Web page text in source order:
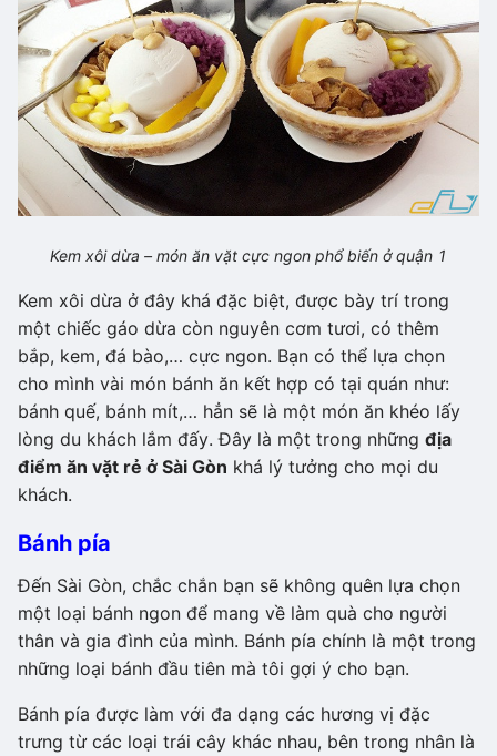
Kem xôi dừa – món ăn vặt cực ngon phổ biến ở quận 1
Kem xôi dừa ở đây khá đặc biệt, được bày trí trong
một chiếc gáo dừa còn nguyên cơm tươi, có thêm
bắp, kem, đá bào,… cực ngon. Bạn có thể lựa chọn
cho mình vài món bánh ăn kết hợp có tại quán như:
bánh quế, bánh mít,… hẳn sẽ là một món ăn khéo lấy
lòng du khách lắm đấy. Đây là một trong những địa
điểm ăn vặt rẻ ở Sài Gòn khá lý tưởng cho mọi du
khách.
Bánh pía
Đến Sài Gòn, chắc chắn bạn sẽ không quên lựa chọn
một loại bánh ngon để mang về làm quà cho người
thân và gia đình của mình. Bánh pía chính là một trong
những loại bánh đầu tiên mà tôi gợi ý cho bạn.
Bánh pía được làm với đa dạng các hương vị đặc
trưng từ các loại trái cây khác nhau, bên trong nhân là